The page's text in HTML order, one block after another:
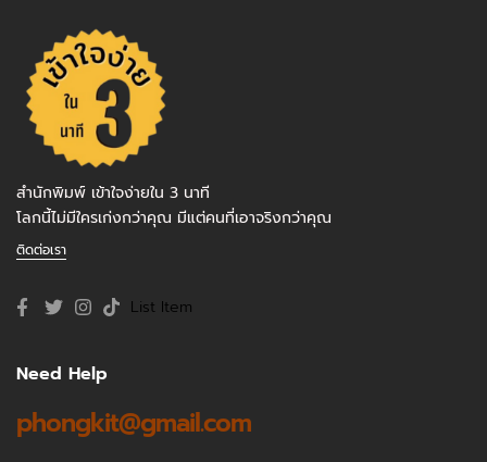
สำนักพิมพ์ เข้าใจง่ายใน 3 นาที
โลกนี้ไม่มีใครเก่งกว่าคุณ มีแต่คนที่เอาจริงกว่าคุณ
ติดต่อเรา
List Item
Need Help
phongkit@gmail.com